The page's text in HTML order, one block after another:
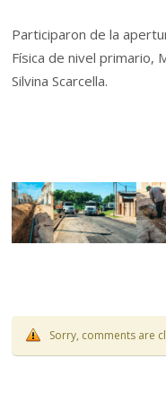
Participaron de la
Física de nivel primario,
Silvina Scarcella.
Sorry, comments are